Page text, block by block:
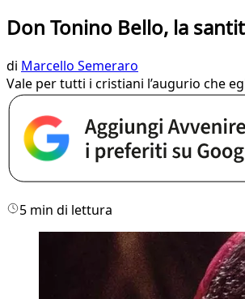
Don Tonino Bello, la
di Marcello Semeraro
Vale per tutti i cristiani l’augurio che
5 min di lettura